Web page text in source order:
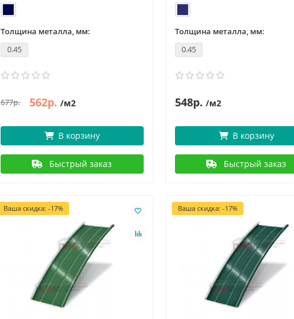
новости и статьи 06.05.2022
9 Мая - День Победы!
Компания "Евроштакетник" С
прекрасным праздником, суровым и
трогательным одновременно — с
новости и статьи
1 мая – Праздник Весны и
Компания "Евроштакетник" С
праздником 1 Мая! Пусть
станет днем, когда все дела
Толщина металла, мм:
0.45
677р. 562р. /м2
В корзину
Быстрый заказ
Толщина металла, мм:
0.45
548р. /м2
В корзину
Быстрый заказ
Ваша скидка: -17% Ваша скидка: -17%